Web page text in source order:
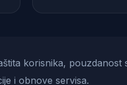
korisnika,
i obnove servisa.